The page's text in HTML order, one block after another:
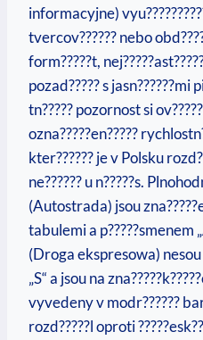
informacyjne)
tvercov?????? nebo
form?????t,
pozad????? s jasn??????mi
tn????? pozornost si
ozna?????en?????
kter?????? je v Polsku
ne?????? u n?????s.
(Autostrada) jsou
tabulemi a p?????smenem
(Droga ekspresowa) nesou
„S“ a jsou na
vyvedeny v modr??????
rozd?????l oproti